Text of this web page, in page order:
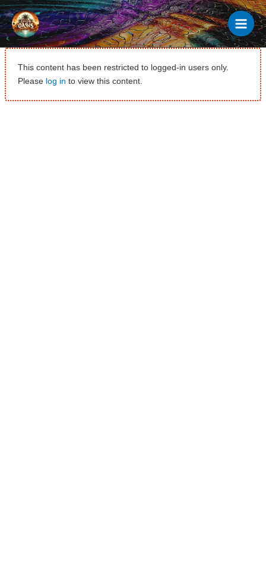
Ir
al
contenido
This content has been restricted to logged-in users only.
Please log in to view this content.